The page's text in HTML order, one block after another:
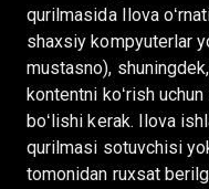
qurilmasida Ilova
shaxsiy kompyuterlar
mustasno),
kontentni koʻrish
boʻlishi kerak. Ilova
qurilmasi sotuvchisi
tomonidan ruxsat